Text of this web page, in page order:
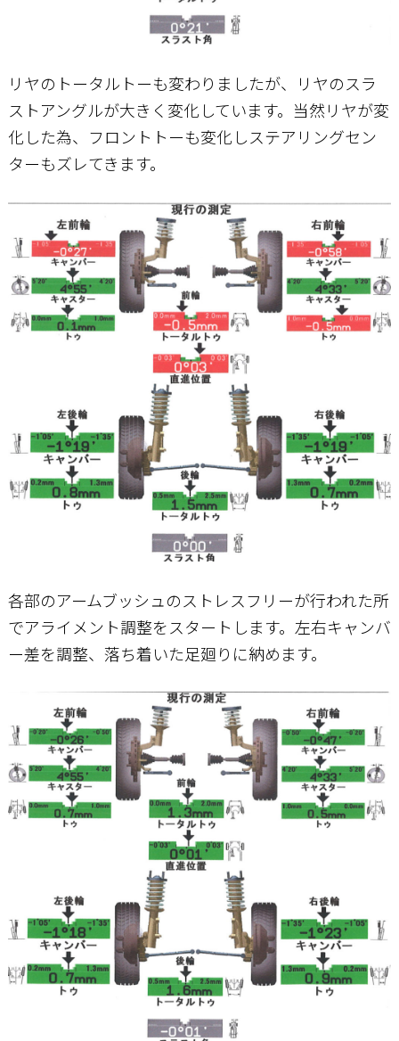
リヤのトータルトーも変わりましたが、リヤのスラ
ストアングルが大きく変化しています。当然リヤが変
化した為、フロントトーも変化しステアリングセン
ターもズレてきます。
各部のアームブッシュのストレスフリーが行われた所
でアライメント調整をスタートします。左右キャンバ
ー差を調整、落ち着いた足廻りに納めます。